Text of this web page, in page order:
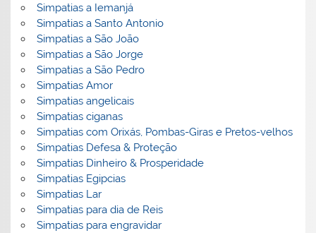
Simpatias a Iemanjá
Simpatias a Santo Antonio
Simpatias a São João
Simpatias a São Jorge
Simpatias a São Pedro
Simpatias Amor
Simpatias angelicais
Simpatias ciganas
Simpatias com Orixás, Pombas-Giras e Pretos-velhos
Simpatias Defesa & Proteção
Simpatias Dinheiro & Prosperidade
Simpatias Egipcias
Simpatias Lar
Simpatias para dia de Reis
Simpatias para engravidar